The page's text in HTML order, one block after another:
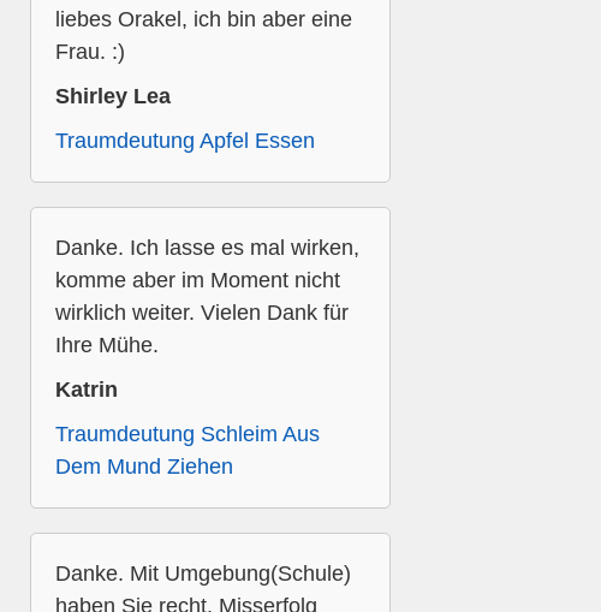
liebes Orakel, ich bin aber eine
Frau. :)
Shirley Lea
Traumdeutung Apfel Essen
Danke. Ich lasse es mal wirken,
komme aber im Moment nicht
wirklich weiter. Vielen Dank für
Ihre Mühe.
Katrin
Traumdeutung Schleim Aus
Dem Mund Ziehen
Danke. Mit Umgebung(Schule)
haben Sie recht. Misserfolg